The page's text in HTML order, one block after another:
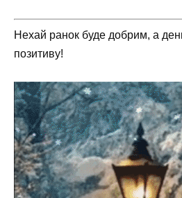
Нехай ранок буде добрим, а
позитиву!